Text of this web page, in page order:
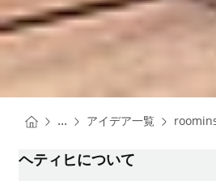
You are here:
Homepage
... アイデア一覧
ヘティヒについて